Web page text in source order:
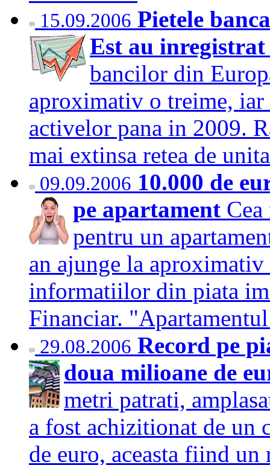
15.09.2006 Pietele
Est au
bancilor din
aproximativ o treime, iar
activelor pana in 2009.
mai extinsa retea de
09.09.2006 10.000 de
pe apartament
pentru un
an ajunge la
informatiilor din piata
Financiar.
29.08.2006 Record pe
doua milioane de
metri patrati,
a fost achizitionat de un
de euro, aceasta fiind